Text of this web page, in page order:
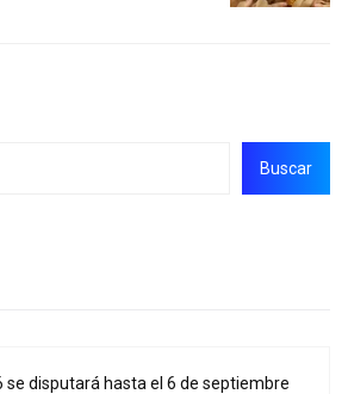
Buscar
se disputará hasta el 6 de septiembre